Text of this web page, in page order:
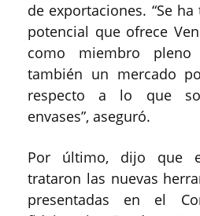
de exportaciones. “Se
potencial que ofrece
como miembro
también un mercado
respecto a lo que
envases”, aseguró.
Por último, dijo que
trataron las nuevas
presentadas en el